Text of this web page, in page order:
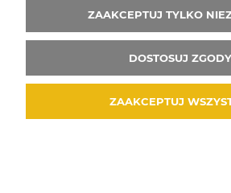
Zapisz się do
ZAAKCEPTUJ TYLKO
DOSTOSUJ ZGODY
ZAAKCEPTUJ